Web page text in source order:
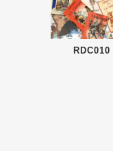
RDC010